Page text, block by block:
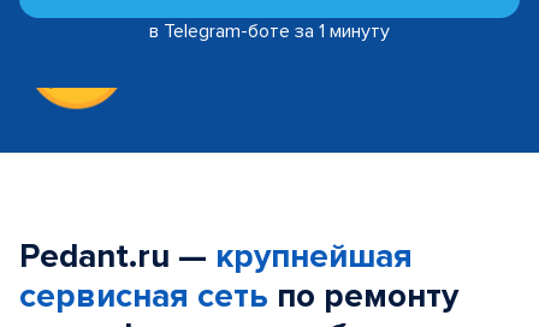
в Telegram-боте за 1 минуту
Pedant.ru — крупнейшая
сервисная сеть по ремонту